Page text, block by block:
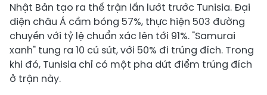
Nhật Bản tạo ra thế trận lấn lướt trước Tunisia. Đại
diện châu Á cầm bóng 57%, thực hiện 503 đường
chuyền với tỷ lệ chuẩn xác lên tới 91%. "Samurai
xanh" tung ra 10 cú sút, với 50% đi trúng đích. Trong
khi đó, Tunisia chỉ có một pha dứt điểm trúng đích
ở trận này.